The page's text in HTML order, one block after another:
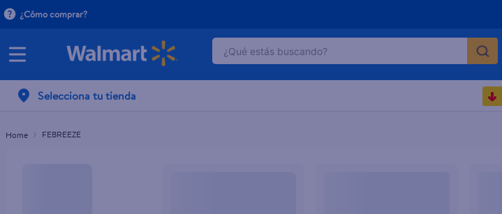
¿Cómo comprar?
¿Qué estás buscando?
Selecciona tu tienda
FEBREEZE
TÉRMINOS MÁS BUSCADOS